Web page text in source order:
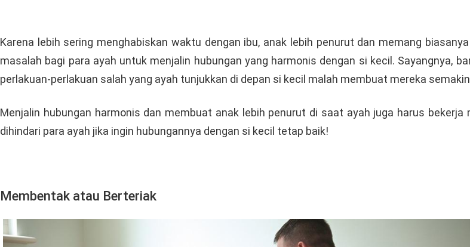
Karena lebih sering menghabiskan waktu dengan ibu, anak lebih penurut dan memang
masalah bagi para ayah untuk menjalin hubungan yang harmonis dengan si kecil. Sayangnya,
perlakuan-perlakuan salah yang ayah tunjukkan di depan si kecil malah membuat mereka
Menjalin hubungan harmonis dan membuat anak lebih penurut di saat ayah juga harus
dihindari para ayah jika ingin hubungannya dengan si kecil tetap baik!
Membentak atau Berteriak